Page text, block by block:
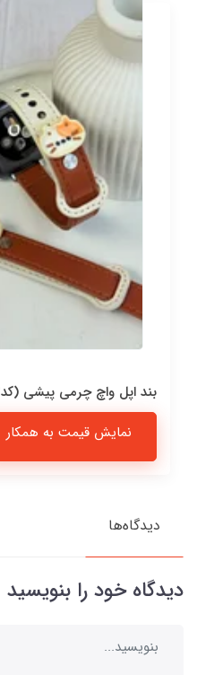
بند اپل واچ چرمی پیشی (کدw5083)
نمایش قیمت به همکار
دیدگاه‌ها
دیدگاه خود را بنویسید